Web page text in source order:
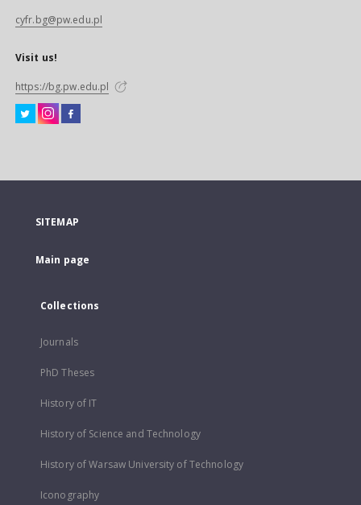
cyfr.bg@pw.edu.pl
Visit us!
https://bg.pw.edu.pl
SITEMAP
Main page
Collections
Journals
PhD Theses
History of IT
History of Science and Technology
History of Warsaw University of Technology
Iconography